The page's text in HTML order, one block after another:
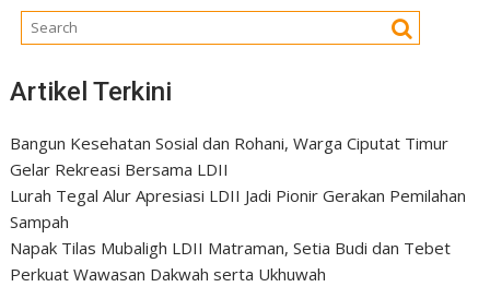
Artikel Terkini
Bangun Kesehatan Sosial dan Rohani, Warga Ciputat Timur
Gelar Rekreasi Bersama LDII
Lurah Tegal Alur Apresiasi LDII Jadi Pionir Gerakan Pemilahan
Sampah
Napak Tilas Mubaligh LDII Matraman, Setia Budi dan Tebet
Perkuat Wawasan Dakwah serta Ukhuwah